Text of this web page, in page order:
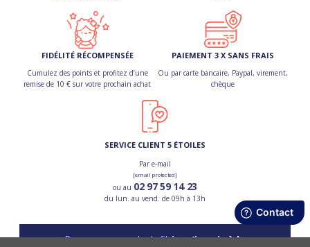
FIDÉLITÉ RÉCOMPENSÉE
Cumulez des points et profitez d’une
remise de 10 € sur votre prochain achat
PAIEMENT 3 X SANS FRAIS
Ou par carte bancaire, Paypal, virement,
chèque
SERVICE CLIENT 5 ÉTOILES
Par e-mail
[email protected]
ou au 02 97 59 14 23
du lun. au vend. de 09h à 13h
Pour ne pas perdre le fil,je m’inscris à la